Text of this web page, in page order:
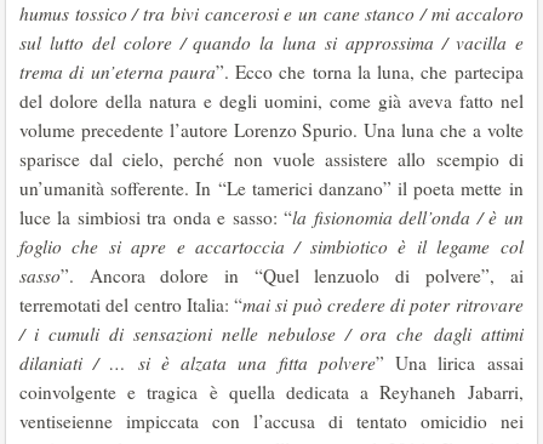
humus tossico / tra bivi cancerosi e un cane stanco / mi accaloro
sul lutto del colore / quando la luna si approssima / vacilla e
trema di un’eterna paura”. Ecco che torna la luna, che partecipa
del dolore della natura e degli uomini, come già aveva fatto nel
volume precedente l’autore Lorenzo Spurio. Una luna che a volte
sparisce dal cielo, perché non vuole assistere allo scempio di
un’umanità sofferente. In “Le tamerici danzano” il poeta mette in
luce la simbiosi tra onda e sasso: “la fisionomia dell’onda / è un
foglio che si apre e accartoccia / simbiotico è il legame col
sasso”. Ancora dolore in “Quel lenzuolo di polvere”, ai
terremotati del centro Italia: “mai si può credere di poter ritrovare
/ i cumuli di sensazioni nelle nebulose / ora che dagli attimi
dilaniati / … si è alzata una fitta polvere” Una lirica assai
coinvolgente e tragica è quella dedicata a Reyhaneh Jabarri,
ventiseienne impiccata con l’accusa di tentato omicidio nei